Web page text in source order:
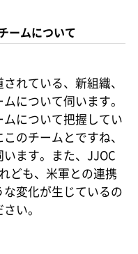
ームについて
れている、新組織、
について伺います。
について把握してい
のチームとですね、
ます。また、JJOC
ども、米軍との連携
変化が生じているの
い。